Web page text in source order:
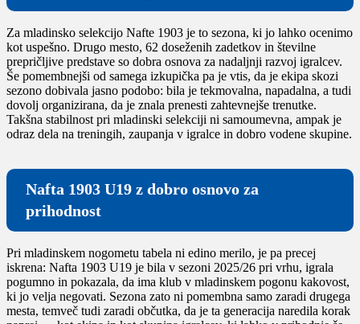
Za mladinsko selekcijo Nafte 1903 je to sezona, ki jo lahko ocenimo
kot uspešno. Drugo mesto, 62 doseženih zadetkov in številne
prepričljive predstave so dobra osnova za nadaljnji razvoj igralcev.
Še pomembnejši od samega izkupička pa je vtis, da je ekipa skozi
sezono dobivala jasno podobo: bila je tekmovalna, napadalna, a tudi
dovolj organizirana, da je znala prenesti zahtevnejše trenutke.
Takšna stabilnost pri mladinski selekciji ni samoumevna, ampak je
odraz dela na treningih, zaupanja v igralce in dobro vodene skupine.
Nafta 1903 U19 z dobro osnovo za
prihodnost
Pri mladinskem nogometu tabela ni edino merilo, je pa precej
iskrena: Nafta 1903 U19 je bila v sezoni 2025/26 pri vrhu, igrala
pogumno in pokazala, da ima klub v mladinskem pogonu kakovost,
ki jo velja negovati. Sezona zato ni pomembna samo zaradi drugega
mesta, temveč tudi zaradi občutka, da je ta generacija naredila korak